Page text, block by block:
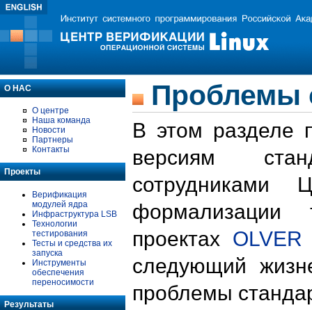
О НАС
О центре
Наша команда
Новости
Партнеры
Контакты
Проекты
Верификация
модулей ядра
Инфраструктура LSB
Технологии
тестирования
Тесты и средства их
запуска
Инструменты
обеспечения
переносимости
Результаты
Проблемы
В этом разделе
версиям
формализации
проектах OLVER
следующий
проблемы